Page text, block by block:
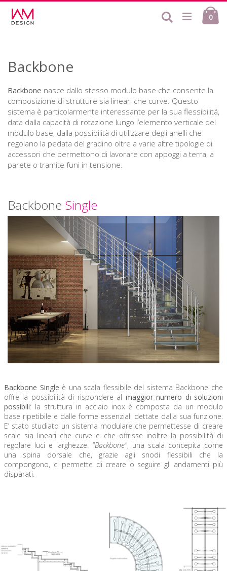
to
Content
0
Search
Backbone
Backbone nasce dallo stesso modulo base che consente la
composizione di strutture sia lineari che curve. Questo
sistema è particolarmente interessante per la sua flessibilitá,
data dalla capacità di rotazione lungo l’elemento verticale del
modulo base, dalla possibilità di utilizzare degli anelli che
regolano la pedata del gradino oltre a varie altre tipologie di
accessori che permettono di lavorare con appoggi a terra, a
parete o tramite funi in tensione.
Backbone Single
Backbone Single è una scala flessibile del sistema Backbone che
offre la possibilità di rispondere al maggior numero di soluzioni
possibili: la struttura in acciaio inox è composta da un modulo
base ripetibile e dalle forme essenziali dettate dalla sua funzione.
E’ stato studiato un sistema modulare che permettesse di creare
scale sia lineari che curve e che offrisse inoltre la possibilità di
regolare luci e larghezze. "Backbone", una scala concepita come
una spina dorsale che, grazie agli snodi flessibili che la
compongono, ci permette di creare o seguire gli andamenti più
disparati.